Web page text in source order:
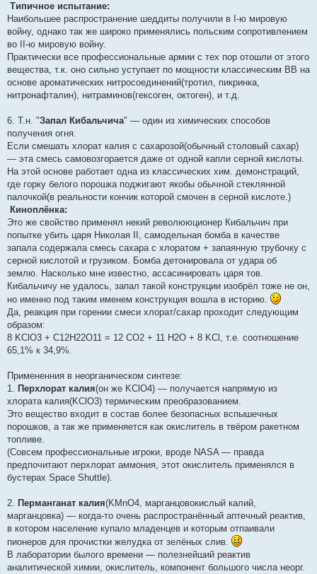
Типичное испытание:
Наибольшее распространение шеддиты получили в I-ю мировую
войну, однако так же широко применялись польским сопротивлением
во II-ю мировую войну.
Практически все профессиональные армии с тех пор отошли от этого
вещества, т.к. оно сильно уступает по мощности классическим ВВ на
основе ароматических нитросоединений(тротил, пикринка,
нитронафталин), нитраминов(гексоген, октоген), и т.д.
6. Т.н. "Запал Кибальчича" — один из химических способов
получения огня.
Если смешать хлорат калия с сахарозой(обычный столовый сахар)
— эта смесь самовозгорается даже от одной капли серной кислоты.
На этой основе работает одна из классических хим. демонстраций,
где горку белого порошка поджигают якобы обычной стеклянной
палочкой(в реальности кончик которой смочен в серной кислоте.)
Киноплёнка:
Это же свойство применял некий револююционер Кибальчич при
попытке убить царя Николая II, самодельная бомба в качестве
запала содержала смесь сахара с хлоратом + запаянную трубочку с
серной кислотой и грузиком. Бомба детонировала от удара об
землю. Насколько мне известно, ассасинировать царя тов.
Кибальчичу не удалось, запал такой конструкции изобрёл тоже не он,
но именно под таким именем конструкция вошла в историю.
Да, реакция при горении смеси хлорат/сахар проходит следующим
образом:
8 KClO3 + C12H22O11 = 12 CO2 + 11 H2O + 8 KCl, т.е. соотношение
65,1% к 34,9%.
Примененния в неорганическом синтезе:
1. Перхлорат калия(он же KClO4) — получается напрямую из
хлората калия(KClO3) термическим преобразованием.
Это вещество входит в состав более безопасных вспышечных
порошков, а так же применяется как окислитель в твёром ракетном
топливе.
(Совсем профессиональные игроки, вроде NASA — правда
предпочитают перхлорат аммония, этот окислитель применялся в
бустерах Space Shuttle).
2. Перманганат калия(KMnO4, марганцовокислый калий,
марганцовка) — когда-то очень распространённый аптечный реактив,
в котором население купало младенцев и которым отпаивали
пионеров для прочистки желудка от зелёных слив.
В лаборатории былого времени — полезнейший реактив
аналитической химии, окислитель, компонент большого числа неорг.